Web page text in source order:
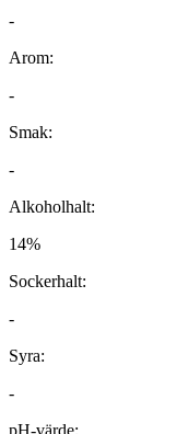
-
Arom:
-
Smak:
-
Alkoholhalt:
14%
Sockerhalt:
-
Syra:
-